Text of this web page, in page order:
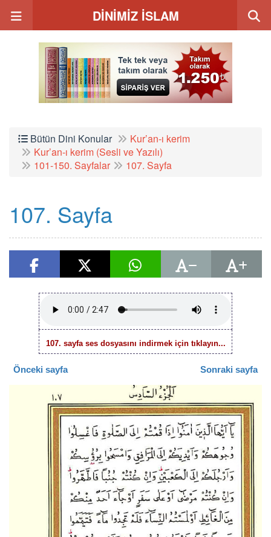
DİNİMİZ İSLAM
Bütün Dini Konular
Kur’an-ı kerim
Kur’an-ı kerim (Sesli ve Yazılı)
101-150. Sayfalar
107. Sayfa
107. Sayfa
107. sayfa ses dosyasını indirmek için tıklayın...
Önceki sayfa Sonraki sayfa